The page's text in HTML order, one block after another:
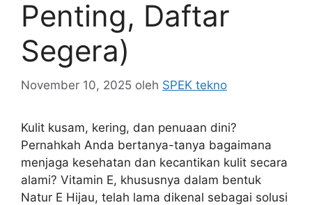
Penting, Daftar
Segera)
November 10, 2025 oleh SPEK tekno
Kulit kusam, kering, dan penuaan dini?
Pernahkah Anda bertanya-tanya bagaimana
menjaga kesehatan dan kecantikan kulit secara
alami? Vitamin E, khususnya dalam bentuk
Natur E Hijau, telah lama dikenal sebagai solusi